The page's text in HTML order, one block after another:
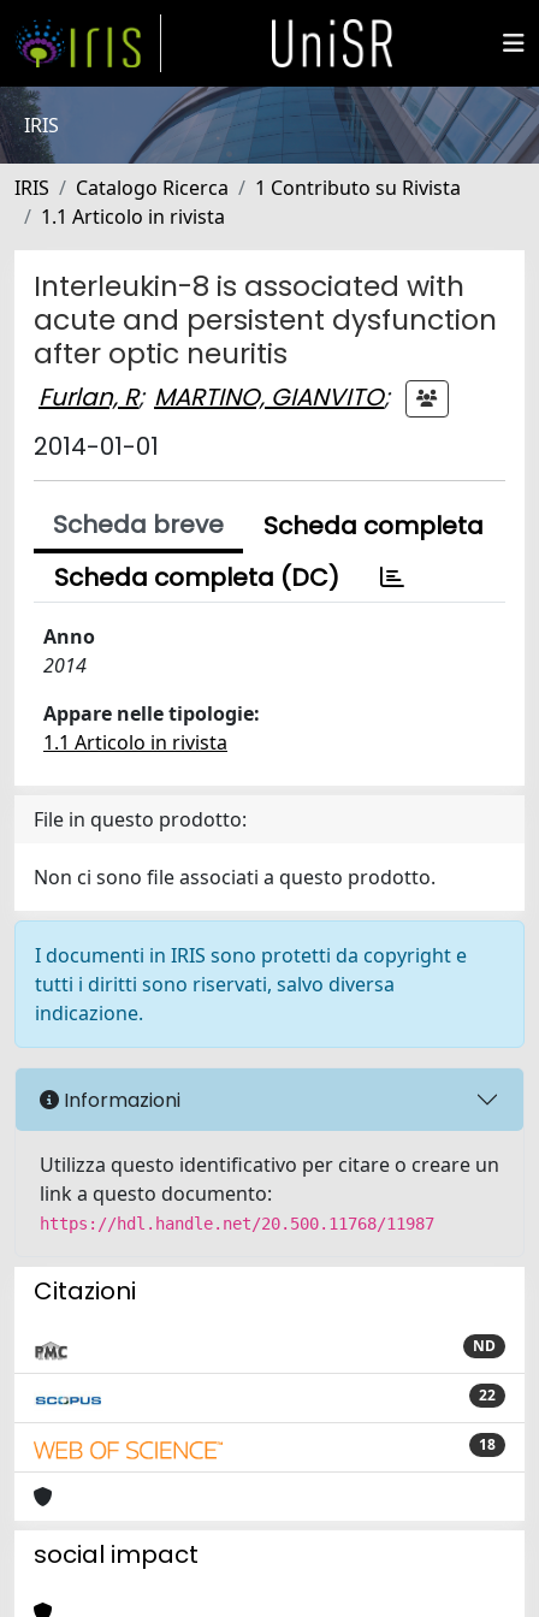
IRIS
IRIS Catalogo Ricerca
1 Contributo su Rivista
1.1 Articolo in rivista
Interleukin-8 is associated with
acute and persistent dysfunction
after optic neuritis
Furlan, R; MARTINO, GIANVITO;
2014-01-01
Scheda breve
Scheda completa
Scheda completa (DC)
Anno
2014
Appare nelle tipologie:
1.1 Articolo in rivista
File in questo prodotto:
Non ci sono file associati a questo prodotto.
I documenti in IRIS sono protetti da copyright e
tutti i diritti sono riservati, salvo diversa
indicazione.
Informazioni
Utilizza questo identificativo per citare o creare un
link a questo documento:
https://hdl.handle.net/20.500.11768/11987
Citazioni
ND
22
18
social impact